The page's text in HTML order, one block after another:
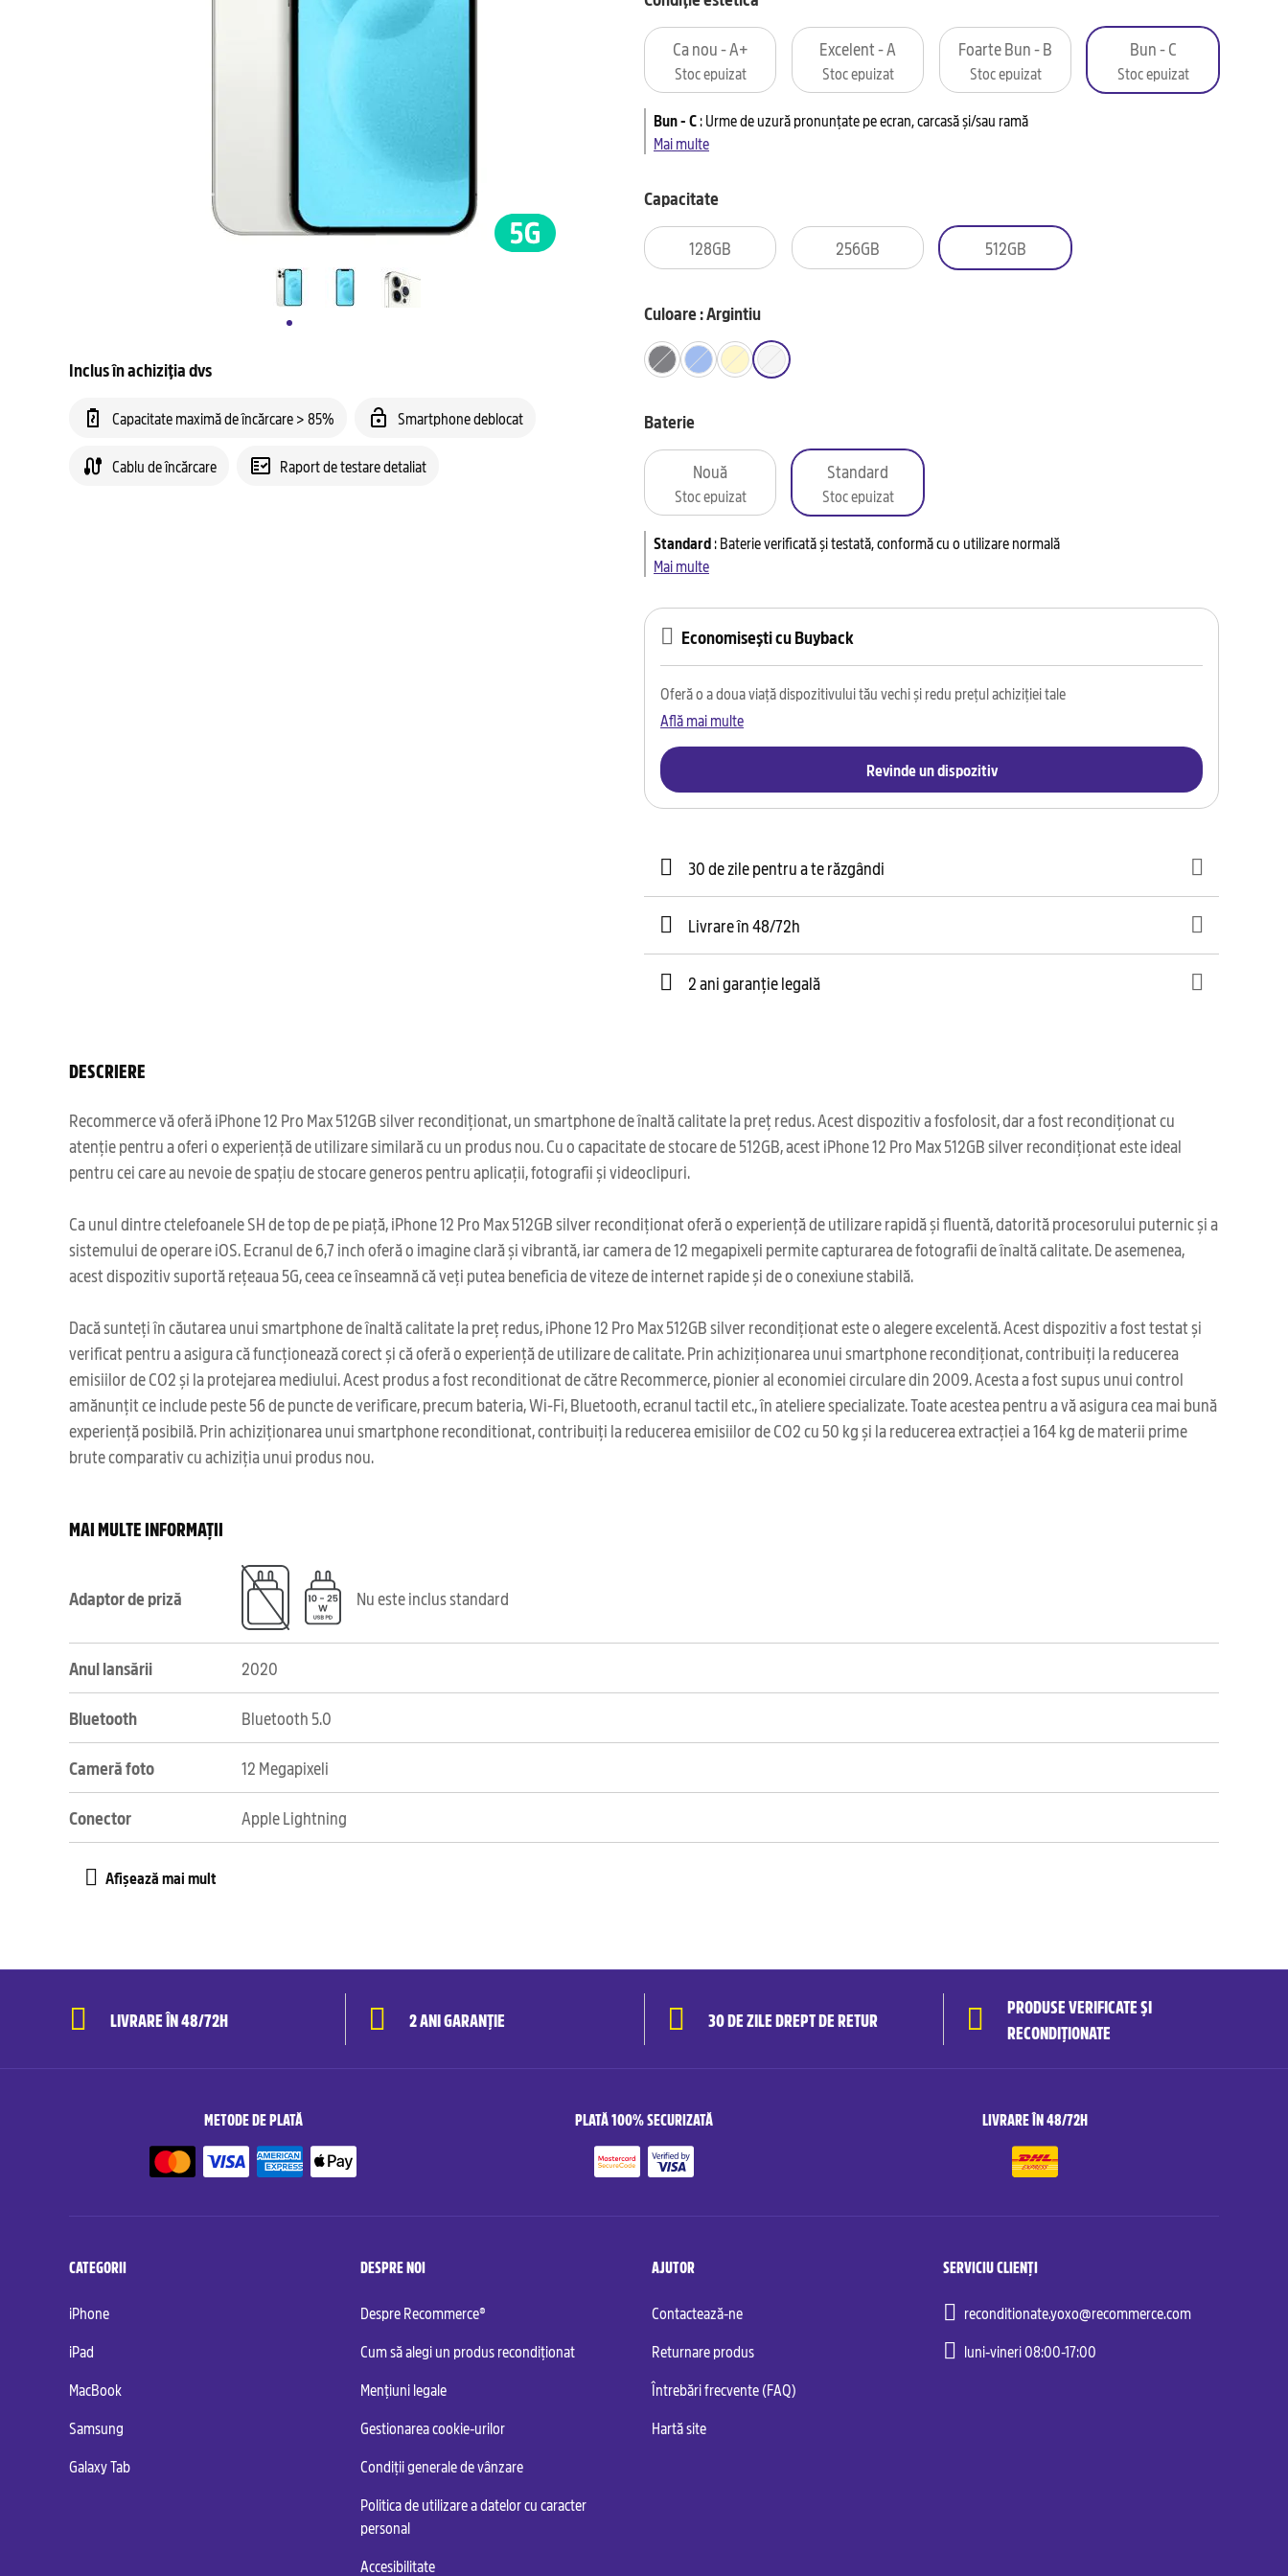
Inclus în achiziția dvs
Capacitate maximă de încărcare > 85% Smartphone deblocat
Cablu de încărcare Raport de testare detaliat
Ca nou - A+
Stoc epuizat
Excelent - A
Stoc epuizat
Foarte Bun - B
Stoc epuizat
Bun - C
Stoc epuizat
Bun - C:Urme de uzură pronunțate pe ecran, carcasă și/sau ramă
Mai multe
Capacitate
128GB 256GB 512GB
Culoare : Argintiu
Baterie
Nouă
Stoc epuizat
Standard
Stoc epuizat
Standard:Baterie verificată și testată, conformă cu o utilizare normală
Mai multe
Economisești cu Buyback
Oferă o a doua viață dispozitivului tău vechi și redu prețul achiziției tale
Află mai multe
Revinde un dispozitiv
30 de zile pentru a te răzgândi
Livrare în 48/72h
2 ani garanție legală
DESCRIERE
Recommerce vă oferă iPhone 12 Pro Max 512GB silver recondiționat, un smartphone de înaltă calitate la preț redus. Acest dispozitiv a fosfolosit, dar a fost recondiționat cu
atenție pentru a oferi o experiență de utilizare similară cu un produs nou. Cu o capacitate de stocare de 512GB, acest iPhone 12 Pro Max 512GB silver recondiționat este ideal
pentru cei care au nevoie de spațiu de stocare generos pentru aplicații, fotografii și videoclipuri.
Ca unul dintre ctelefoanele SH de top de pe piață, iPhone 12 Pro Max 512GB silver recondiționat oferă o experiență de utilizare rapidă și fluentă, datorită procesorului puternic și a
sistemului de operare iOS. Ecranul de 6,7 inch oferă o imagine clară și vibrantă, iar camera de 12 megapixeli permite capturarea de fotografii de înaltă calitate. De asemenea,
acest dispozitiv suportă rețeaua 5G, ceea ce înseamnă că veți putea beneficia de viteze de internet rapide și de o conexiune stabilă.
Dacă sunteți în căutarea unui smartphone de înaltă calitate la preț redus, iPhone 12 Pro Max 512GB silver recondiționat este o alegere excelentă. Acest dispozitiv a fost testat și
verificat pentru a asigura că funcționează corect și că oferă o experiență de utilizare de calitate. Prin achiziționarea unui smartphone recondiționat, contribuiți la reducerea
emisiilor de CO2 și la protejarea mediului. Acest produs a fost reconditionat de către Recommerce, pionier al economiei circulare din 2009. Acesta a fost supus unui control
amănunțit ce include peste 56 de puncte de verificare, precum bateria, Wi-Fi, Bluetooth, ecranul tactil etc., în ateliere specializate. Toate acestea pentru a vă asigura cea mai bună
experiență posibilă. Prin achiziționarea unui smartphone reconditionat, contribuiți la reducerea emisiilor de CO2 cu 50 kg și la reducerea extracției a 164 kg de materii prime
brute comparativ cu achiziția unui produs nou.
MAI MULTE INFORMAȚII
Adaptor de priză Nu este inclus standard
Anul lansării 2020
Bluetooth Bluetooth 5.0
Cameră foto 12 Megapixeli
Conector Apple Lightning
LIVRARE ÎN 48/72H 2 ANI GARANȚIE 30 DE ZILE DREPT DE RETUR
PRODUSE VERIFICATE ȘI
RECONDIȚIONATE
METODE DE PLATĂ PLATĂ 100% SECURIZATĂ LIVRARE ÎN 48/72H
CATEGORII
iPhone
iPad
MacBook
Samsung
Galaxy Tab
DESPRE NOI
Despre Recommerce®
Cum să alegi un produs recondiționat
Mențiuni legale
Gestionarea cookie-urilor
Condiții generale de vânzare
Politica de utilizare a datelor cu caracter
personal
Accesibilitate
AJUTOR
Contactează-ne
Returnare produs
Întrebări frecvente (FAQ)
Hartă site
SERVICIU CLIENȚI
reconditionate.yoxo@recommerce.com
luni-vineri 08:00-17:00